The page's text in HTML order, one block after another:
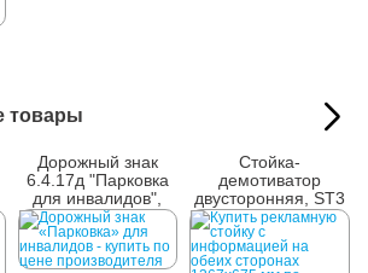
товары
Дорожный знак
6.4.17д "Парковка
для инвалидов",
700х700
Стойка-
демотиватор
двусторонняя, ST3